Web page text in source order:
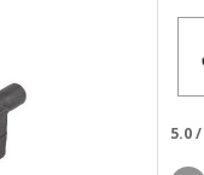
5.0/